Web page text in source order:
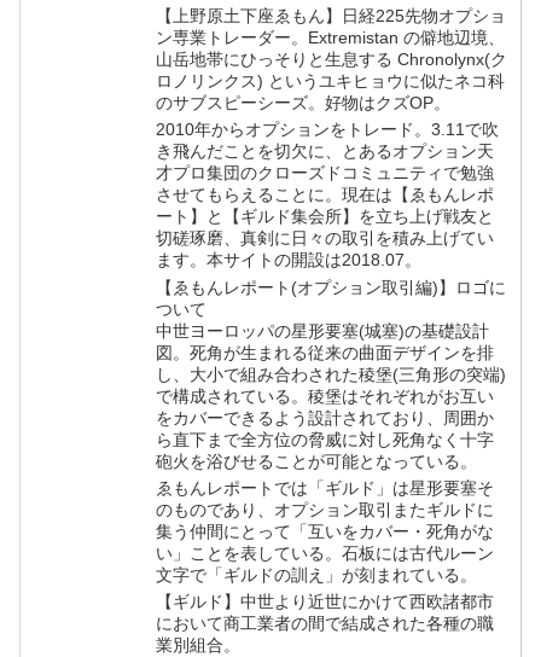
【上野原土下座ゑもん】日経225先物オプショ
ン専業トレーダー。Extremistan の僻地辺境、
山岳地帯にひっそりと生息する Chronolynx(ク
ロノリンクス) というユキヒョウに似たネコ科
のサブスピーシーズ。好物はクズOP。
2010年からオプションをトレード。3.11で吹
き飛んだことを切欠に、とあるオプション天
才プロ集団のクローズドコミュニティで勉強
させてもらえることに。現在は【ゑもんレポ
ート】と【ギルド集会所】を立ち上げ戦友と
切磋琢磨、真剣に日々の取引を積み上げてい
ます。本サイトの開設は2018.07。
【ゑもんレポート(オプション取引編)】ロゴに
ついて
中世ヨーロッパの星形要塞(城塞)の基礎設計
図。死角が生まれる従来の曲面デザインを排
し、大小で組み合わされた稜堡(三角形の突端)
で構成されている。稜堡はそれぞれがお互い
をカバーできるよう設計されており、周囲か
ら直下まで全方位の脅威に対し死角なく十字
砲火を浴びせることが可能となっている。
ゑもんレポートでは「ギルド」は星形要塞そ
のものであり、オプション取引またギルドに
集う仲間にとって「互いをカバー・死角がな
い」ことを表している。石板には古代ルーン
文字で「ギルドの訓え」が刻まれている。
【ギルド】中世より近世にかけて西欧諸都市
において商工業者の間で結成された各種の職
業別組合。